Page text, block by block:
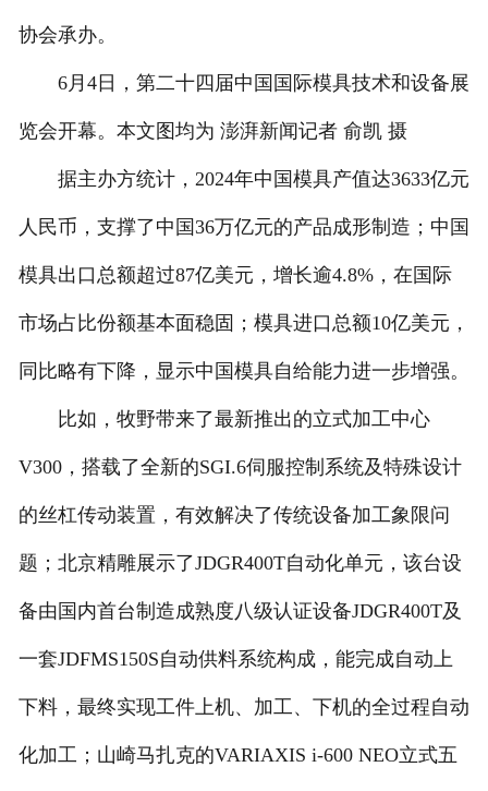
协会承办。
6月4日，第二十四届中国国际模具技术和设备展
览会开幕。本文图均为 澎湃新闻记者 俞凯 摄
据主办方统计，2024年中国模具产值达3633亿元
人民币，支撑了中国36万亿元的产品成形制造；中国
模具出口总额超过87亿美元，增长逾4.8%，在国际
市场占比份额基本面稳固；模具进口总额10亿美元，
同比略有下降，显示中国模具自给能力进一步增强。
比如，牧野带来了最新推出的立式加工中心
V300，搭载了全新的SGI.6伺服控制系统及特殊设计
的丝杠传动装置，有效解决了传统设备加工象限问
题；北京精雕展示了JDGR400T自动化单元，该台设
备由国内首台制造成熟度八级认证设备JDGR400T及
一套JDFMS150S自动供料系统构成，能完成自动上
下料，最终实现工件上机、加工、下机的全过程自动
化加工；山崎马扎克的VARIAXIS i-600 NEO立式五